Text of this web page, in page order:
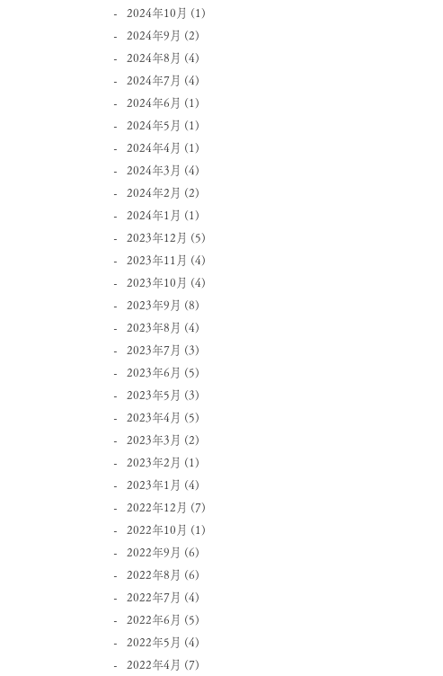
2024年10月 (1)
2024年9月 (2)
2024年8月 (4)
2024年7月 (4)
2024年6月 (1)
2024年5月 (1)
2024年4月 (1)
2024年3月 (4)
2024年2月 (2)
2024年1月 (1)
2023年12月 (5)
2023年11月 (4)
2023年10月 (4)
2023年9月 (8)
2023年8月 (4)
2023年7月 (3)
2023年6月 (5)
2023年5月 (3)
2023年4月 (5)
2023年3月 (2)
2023年2月 (1)
2023年1月 (4)
2022年12月 (7)
2022年10月 (1)
2022年9月 (6)
2022年8月 (6)
2022年7月 (4)
2022年6月 (5)
2022年5月 (4)
2022年4月 (7)